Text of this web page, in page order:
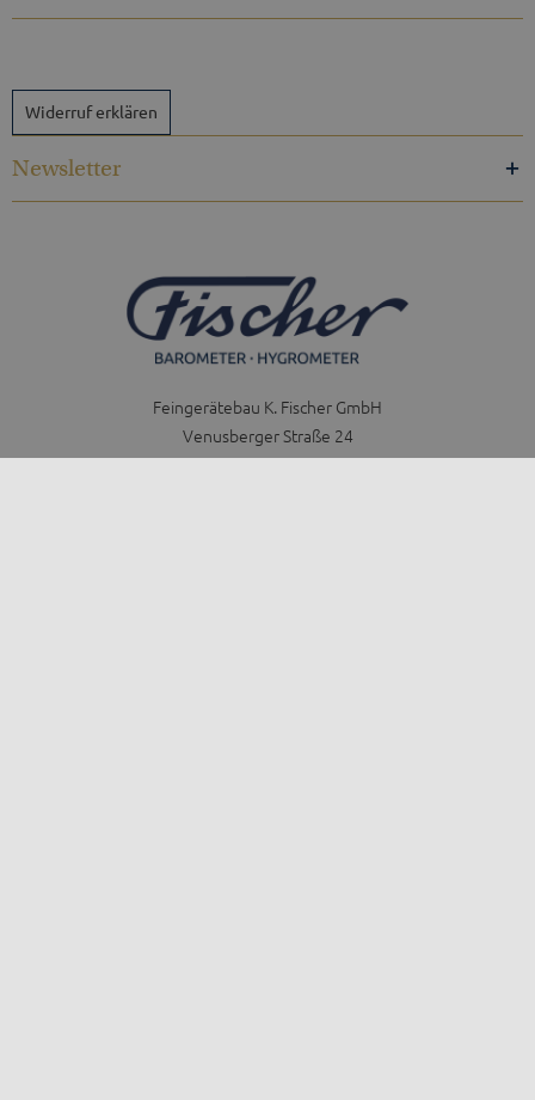
Feingerätebau K. Fischer GmbH
Venusberger Straße 24
09430 Drebach
Widerruf erklären
Newsletter